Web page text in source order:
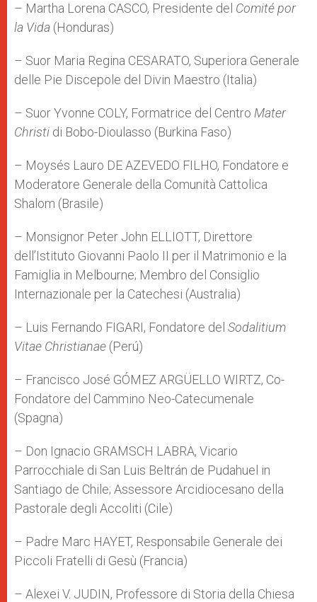
– Martha Lorena CASCO, Presidente del Comité por
la Vida (Honduras)
– Suor Maria Regina CESARATO, Superiora Generale
delle Pie Discepole del Divin Maestro (Italia)
– Suor Yvonne COLY, Formatrice del Centro Mater
Christi di Bobo-Dioulasso (Burkina Faso)
– Moysés Lauro DE AZEVEDO FILHO, Fondatore e
Moderatore Generale della Comunità Cattolica
Shalom (Brasile)
– Monsignor Peter John ELLIOTT, Direttore
dell’Istituto Giovanni Paolo II per il Matrimonio e la
Famiglia in Melbourne; Membro del Consiglio
Internazionale per la Catechesi (Australia)
– Luis Fernando FIGARI, Fondatore del Sodalitium
Vitae Christianae (Perú)
– Francisco José GÓMEZ ARGÜELLO WIRTZ, Co-
Fondatore del Cammino Neo-Catecumenale
(Spagna)
– Don Ignacio GRAMSCH LABRA, Vicario
Parrocchiale di San Luis Beltrán de Pudahuel in
Santiago de Chile; Assessore Arcidiocesano della
Pastorale degli Accoliti (Cile)
– Padre Marc HAYET, Responsabile Generale dei
Piccoli Fratelli di Gesù (Francia)
– Alexei V. JUDIN, Professore di Storia della Chiesa